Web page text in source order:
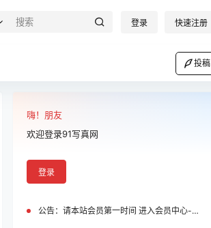
登录 快速注册
投稿
嗨！朋友
欢迎登录91写真网
登录
公告： 请本站会员第一时间 进入会员中心-我的设置中为您的账号绑定邮箱!